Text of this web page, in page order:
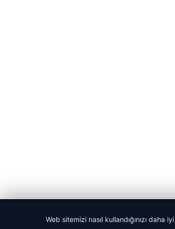
Web sitemizi nasıl kullandığınızı